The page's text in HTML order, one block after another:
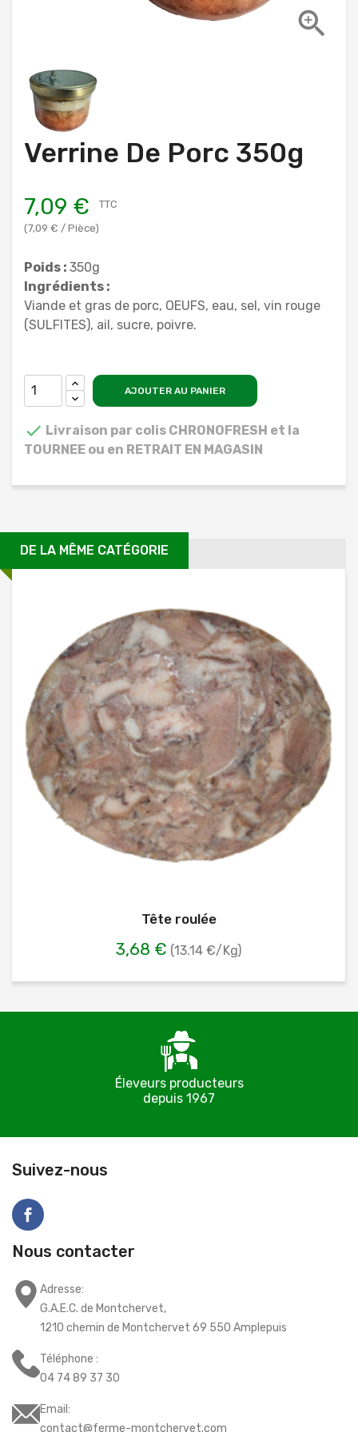

Verrine De Porc 350g
7,09 €
(7,09 € / Pièce)
TTC
Poids : 350g
Ingrédients :
Viande et gras de porc, OEUFS, eau, sel, vin rouge
(SULFITES), ail, sucre, poivre.
AJOUTER AU PANIER
 Livraison par colis CHRONOFRESH et la
TOURNEE ou en RETRAIT EN MAGASIN
DE LA MÊME CATÉGORIE
Tête roulée
3,68 € (13.14 €/Kg)
Éleveurs producteurs
depuis 1967
Suivez-nous
Nous contacter
Adresse:
G.A.E.C. de Montchervet,
1210 chemin de Montchervet 69 550 Amplepuis
Téléphone :
04 74 89 37 30
Email:
contact@ferme-montchervet.com